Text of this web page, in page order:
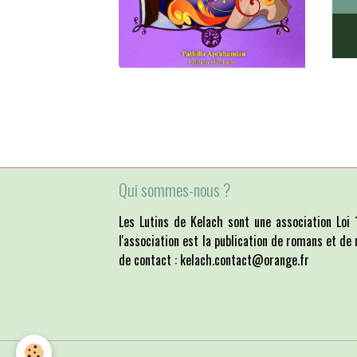
Qui sommes-nous ?
Les Lutins de Kelach sont une association
l'association est la publication de romans et de
de contact : kelach.contact@orange.fr